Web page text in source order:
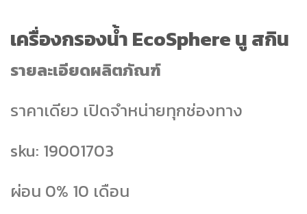
เครื่องกรองน้ำ EcoSphere นู สกิน
รายละเอียดผลิตภัณฑ์
ราคาเดียว เปิดจำหน่ายทุกช่องทาง
sku: 19001703
ผ่อน 0% 10 เดือน